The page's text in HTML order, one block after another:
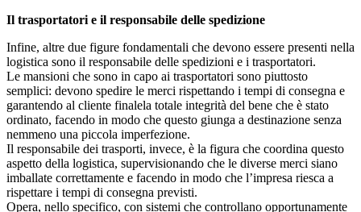
Il trasportatori e il responsabile delle spedizione
Infine, altre due figure fondamentali che devono essere presenti nella
logistica sono il responsabile delle spedizioni e i trasportatori.
Le mansioni che sono in capo ai trasportatori sono piuttosto
semplici: devono spedire le merci rispettando i tempi di consegna e
garantendo al cliente finalela totale integrità del bene che è stato
ordinato, facendo in modo che questo giunga a destinazione senza
nemmeno una piccola imperfezione.
Il responsabile dei trasporti, invece, è la figura che coordina questo
aspetto della logistica, supervisionando che le diverse merci siano
imballate correttamente e facendo in modo che l’impresa riesca a
rispettare i tempi di consegna previsti.
Opera, nello specifico, con sistemi che controllano opportunamente